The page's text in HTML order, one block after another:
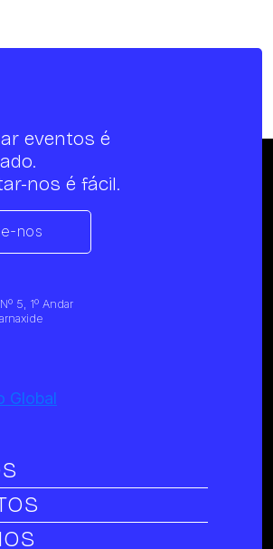
eventos é
nos é fácil.
nos
5, 1º Andar